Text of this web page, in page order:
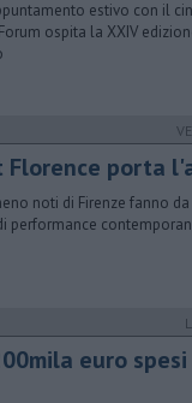
estivo con il
ospita la XXIV
Florence porta
noti di Firenze fanno
performance
euro